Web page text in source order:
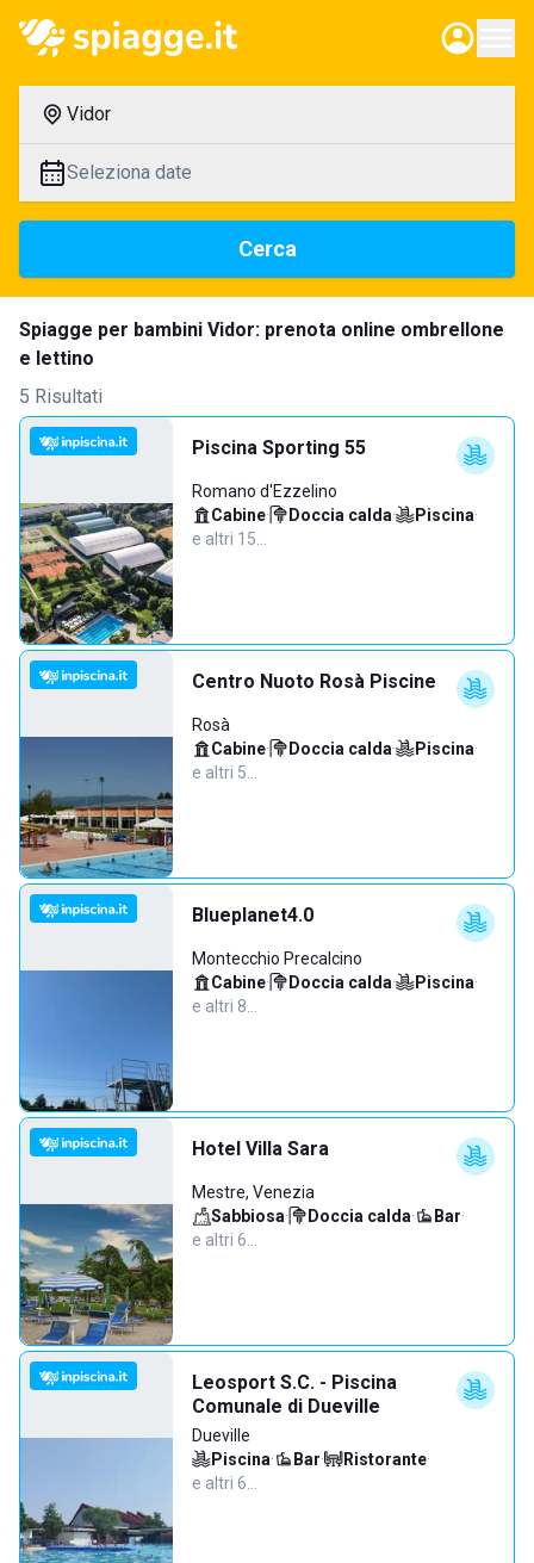
Vidor
Seleziona date
Cerca
Spiagge per bambini Vidor: prenota online ombrellone
e lettino
5 Risultati
Piscina Sporting 55
Romano d'Ezzelino
Cabine· Doccia calda· Piscina·
e altri 15…
Centro Nuoto Rosà Piscine
Rosà
Cabine· Doccia calda· Piscina·
e altri 5…
Blueplanet4.0
Montecchio Precalcino
Cabine· Doccia calda· Piscina·
e altri 8…
Hotel Villa Sara
Mestre, Venezia
Sabbiosa· Doccia calda· Bar·
e altri 6…
Leosport S.C. - Piscina
Comunale di Dueville
Dueville
Piscina· Bar· Ristorante·
e altri 6…